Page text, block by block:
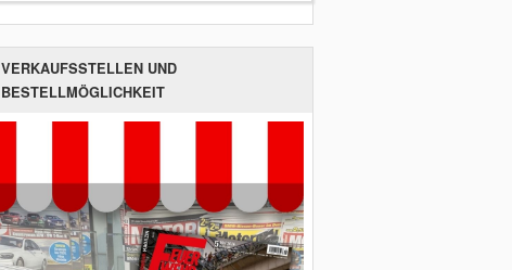
VERKAUFSSTELLEN UND
BESTELLMÖGLICHKEIT